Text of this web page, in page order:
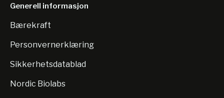
Generell informasjon
Bærekraft
Personvernerklæring
Sikkerhetsdatablad
Nordic Biolabs